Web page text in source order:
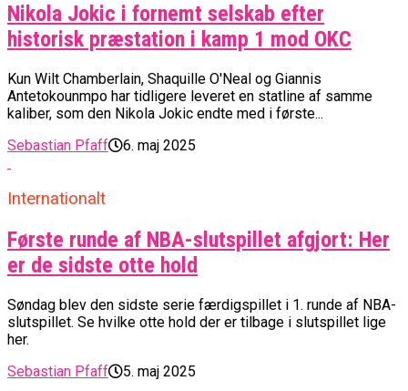
Nikola Jokic i fornemt selskab efter
historisk præstation i kamp 1 mod OKC
Kun Wilt Chamberlain, Shaquille O'Neal og Giannis
Antetokounmpo har tidligere leveret en statline af samme
kaliber, som den Nikola Jokic endte med i første...
Sebastian Pfaff
6. maj 2025
Internationalt
Første runde af NBA-slutspillet afgjort: Her
er de sidste otte hold
Søndag blev den sidste serie færdigspillet i 1. runde af NBA-
slutspillet. Se hvilke otte hold der er tilbage i slutspillet lige
her.
Sebastian Pfaff
5. maj 2025